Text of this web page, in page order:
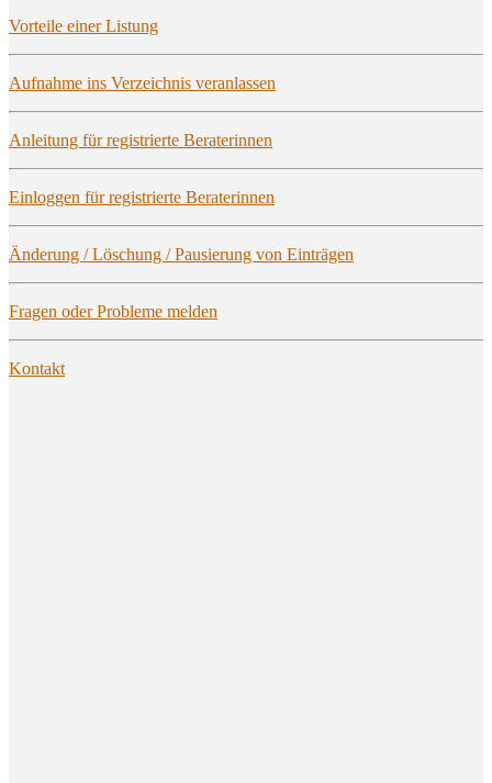
Vor­tei­le einer Listung
Auf­nah­me ins Ver­zeich­nis veranlassen
Anlei­tung für regis­trier­te Beraterinnen
Ein­log­gen für regis­trier­te Beraterinnen
Ände­rung / Löschung / Pau­sie­rung von Einträgen
Fra­gen oder Pro­ble­me melden
Kon­takt